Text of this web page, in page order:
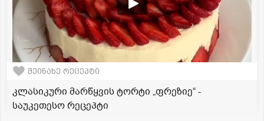
შეინახე რეცეპტი
კლასიკური მარწყვის ტორტი „ფრეზიე“ -
საუკეთესო რეცეპტი